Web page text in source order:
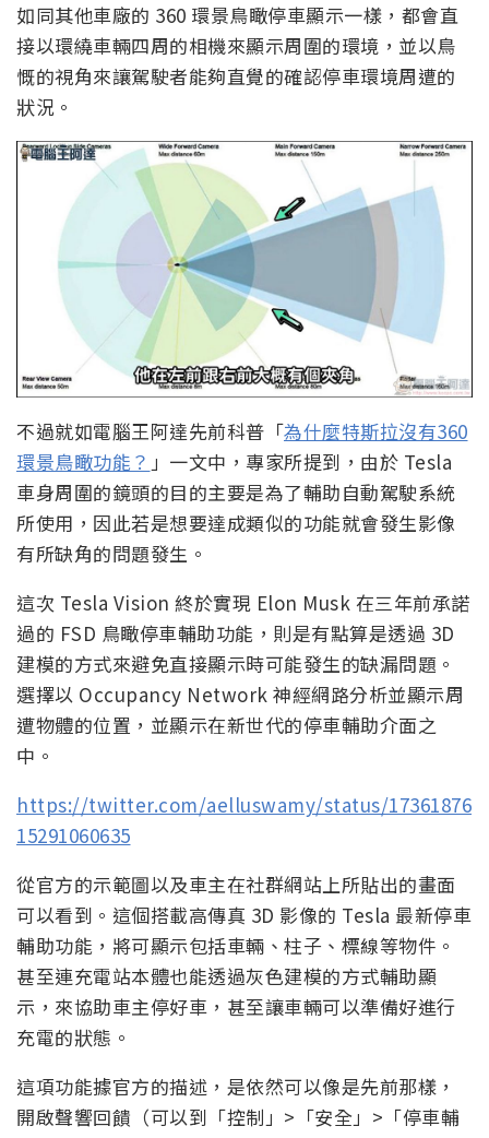
如同其他車廠的 360 環景鳥瞰停車顯示一樣，都會直
接以環繞車輛四周的相機來顯示周圍的環境，並以鳥
慨的視角來讓駕駛者能夠直覺的確認停車環境周遭的
狀況。
不過就如電腦王阿達先前科普「為什麼特斯拉沒有360
環景鳥瞰功能？ 」一文中，專家所提到，由於 Tesla
車身周圍的鏡頭的目的主要是為了輔助自動駕駛系統
所使用，因此若是想要達成類似的功能就會發生影像
有所缺角的問題發生。
這次 Tesla Vision 終於實現 Elon Musk 在三年前承諾
過的 FSD 鳥瞰停車輔助功能，則是有點算是透過 3D
建模的方式來避免直接顯示時可能發生的缺漏問題。
選擇以 Occupancy Network 神經網路分析並顯示周
遭物體的位置，並顯示在新世代的停車輔助介面之
中。
https://twitter.com/aelluswamy/status/17361876
15291060635
從官方的示範圖以及車主在社群網站上所貼出的畫面
可以看到。這個搭載高傳真 3D 影像的 Tesla 最新停車
輔助功能，將可顯示包括車輛、柱子、標線等物件。
甚至連充電站本體也能透過灰色建模的方式輔助顯
示，來協助車主停好車，甚至讓車輛可以準備好進行
充電的狀態。
這項功能據官方的描述，是依然可以像是先前那樣，
開啟聲響回饋（可以到「控制」>「安全」>「停車輔